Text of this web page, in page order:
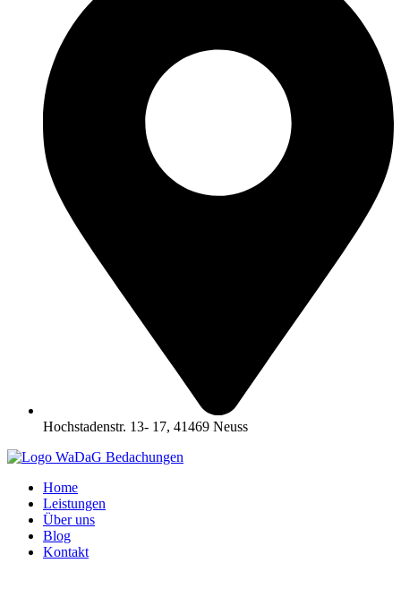
Hochstadenstr. 13- 17, 41469 Neuss
Home
Leistungen
Über uns
Blog
Kontakt